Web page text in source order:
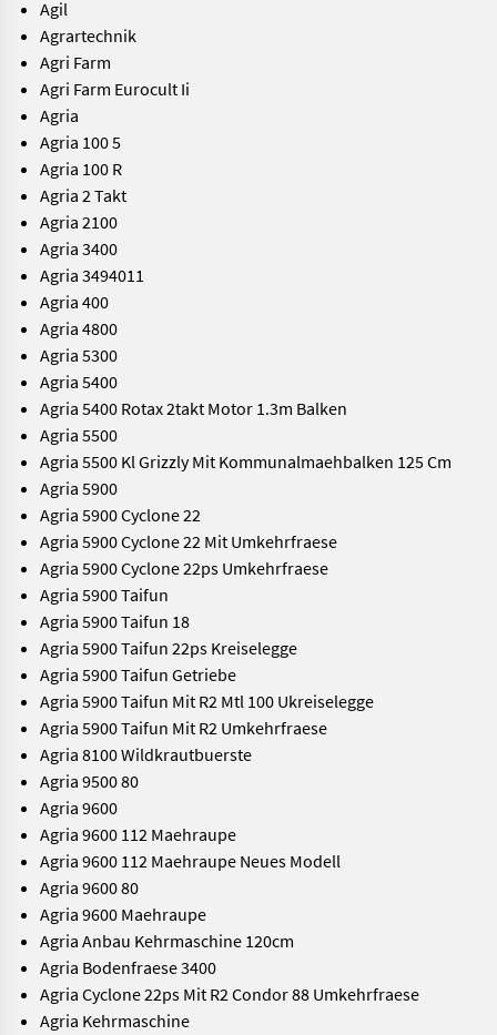
Agil
Agrartechnik
Agri Farm
Agri Farm Eurocult Ii
Agria
Agria 100 5
Agria 100 R
Agria 2 Takt
Agria 2100
Agria 3400
Agria 3494011
Agria 400
Agria 4800
Agria 5300
Agria 5400
Agria 5400 Rotax 2takt Motor 1.3m Balken
Agria 5500
Agria 5500 Kl Grizzly Mit Kommunalmaehbalken 125 Cm
Agria 5900
Agria 5900 Cyclone 22
Agria 5900 Cyclone 22 Mit Umkehrfraese
Agria 5900 Cyclone 22ps Umkehrfraese
Agria 5900 Taifun
Agria 5900 Taifun 18
Agria 5900 Taifun 22ps Kreiselegge
Agria 5900 Taifun Getriebe
Agria 5900 Taifun Mit R2 Mtl 100 Ukreiselegge
Agria 5900 Taifun Mit R2 Umkehrfraese
Agria 8100 Wildkrautbuerste
Agria 9500 80
Agria 9600
Agria 9600 112 Maehraupe
Agria 9600 112 Maehraupe Neues Modell
Agria 9600 80
Agria 9600 Maehraupe
Agria Anbau Kehrmaschine 120cm
Agria Bodenfraese 3400
Agria Cyclone 22ps Mit R2 Condor 88 Umkehrfraese
Agria Kehrmaschine